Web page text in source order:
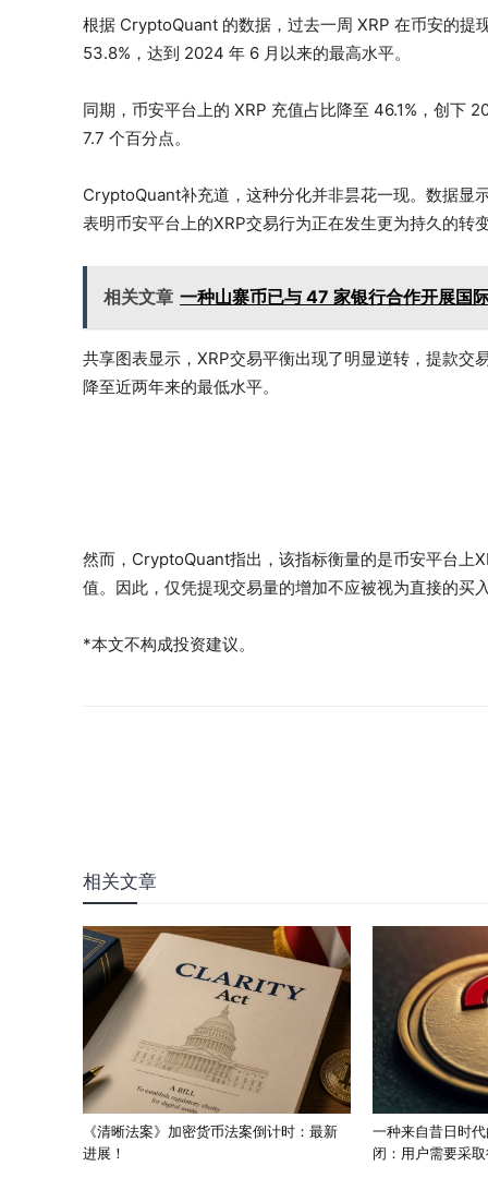
根据 CryptoQuant 的数据，过去一周 XRP 在币安的提
53.8%，达到 2024 年 6 月以来的最高水平。
同期，币安平台上的 XRP 充值占比降至 46.1%，创下
7.7 个百分点。
CryptoQuant补充道，这种分化并非昙花一现。数据显
表明币安平台上的XRP交易行为正在发生更为持久的转
相关文章 一种山寨币已与 47 家银行合作开展国
共享图表显示，XRP交易平衡出现了明显逆转，提款
降至近两年来的最低水平。
然而，CryptoQuant指出，该指标衡量的是币安平台上
值。因此，仅凭提现交易量的增加不应被视为直接的买
*本文不构成投资建议。
相关文章
《清晰法案》加密货币法案倒计时：最新
进展！
一种来自昔日时
闭：用户需要采